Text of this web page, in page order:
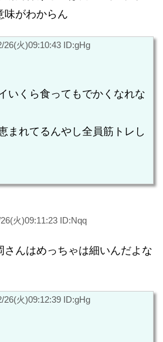
味がわからん
26(火)09:10:43 ID:gHg
いくら食ってもでかくなれな
まれてるんやし全員筋トレし
火)09:11:23 ID:Nqq
さんはめっちゃは細いんだよな
26(火)09:12:39 ID:gHg